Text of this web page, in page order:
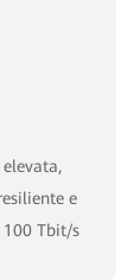
e
100 Tbit/s